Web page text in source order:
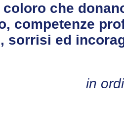
coloro che
competenze
sorrisi ed
in